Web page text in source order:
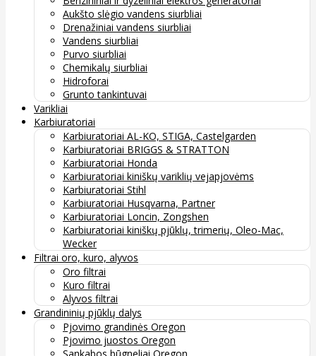
Aukšto slėgio vandens siurbliai
Drenažiniai vandens siurbliai
Vandens siurbliai
Purvo siurbliai
Chemikalų siurbliai
Hidroforai
Grunto tankintuvai
Varikliai
Karbiuratoriai
Karbiuratoriai AL-KO, STIGA, Castelgarden
Karbiuratoriai BRIGGS & STRATTON
Karbiuratoriai Honda
Karbiuratoriai kiniškų variklių vejapjovėms
Karbiuratoriai Stihl
Karbiuratoriai Husqvarna, Partner
Karbiuratoriai Loncin, Zongshen
Karbiuratoriai kiniškų pjūklų, trimerių, Oleo-Mac,
Wecker
Filtrai oro, kuro, alyvos
Oro filtrai
Kuro filtrai
Alyvos filtrai
Grandininių pjūklų dalys
Pjovimo grandinės Oregon
Pjovimo juostos Oregon
Sankabos būgneliai Oregon